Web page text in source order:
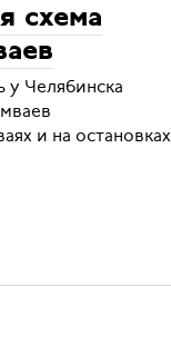
схема
у Челябинска
и на остановках